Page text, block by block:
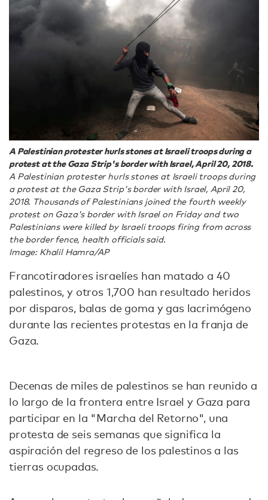
A Palestinian protester hurls stones at Israeli troops during a
protest at the Gaza Strip's border with Israel, April 20, 2018.
A Palestinian protester hurls stones at Israeli troops during
a protest at the Gaza Strip's border with Israel, April 20,
2018. Thousands of Palestinians joined the fourth weekly
protest on Gaza's border with Israel on Friday and two
Palestinians were killed by Israeli troops firing from across
the border fence, health officials said.
Image: Khalil Hamra/AP
Francotiradores israelíes han matado a 40
palestinos, y otros 1,700 han resultado heridos
por disparos, balas de goma y gas lacrimógeno
durante las recientes protestas en la franja de
Gaza.
Decenas de miles de palestinos se han reunido a
lo largo de la frontera entre Israel y Gaza para
participar en la "Marcha del Retorno", una
protesta de seis semanas que significa la
aspiración del regreso de los palestinos a las
tierras ocupadas.